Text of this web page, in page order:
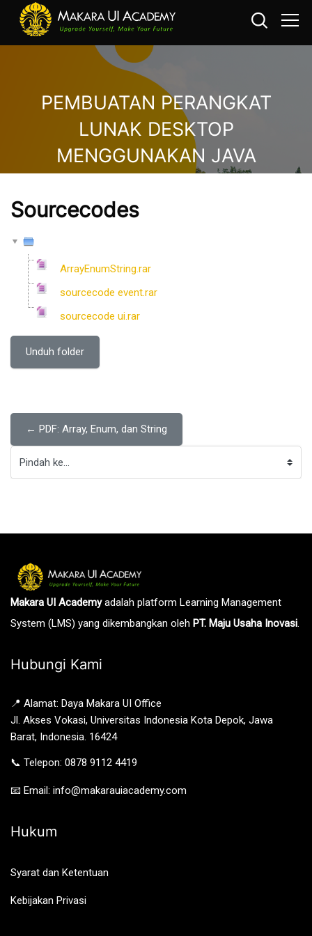
PEMBUATAN PERANGKAT
LUNAK DESKTOP
MENGGUNAKAN JAVA
Sourcecodes
ArrayEnumString.rar
sourcecode event.rar
sourcecode ui.rar
Unduh folder
← PDF: Array, Enum, dan String
Pindah ke...
Makara UI Academyadalah platform Learning Management
System (LMS) yang dikembangkan oleh PT. Maju Usaha Inovasi.
Hubungi Kami
📍 Alamat: Daya Makara UI Office
Jl. Akses Vokasi, Universitas Indonesia Kota Depok, Jawa
Barat, Indonesia. 16424
📞 Telepon: 0878 9112 4419
📧 Email: info@makarauiacademy.com
Hukum
Syarat dan Ketentuan
Kebijakan Privasi